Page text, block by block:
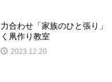
力合わせ「家族のひと張り
く凧作り教室
2023.12.20